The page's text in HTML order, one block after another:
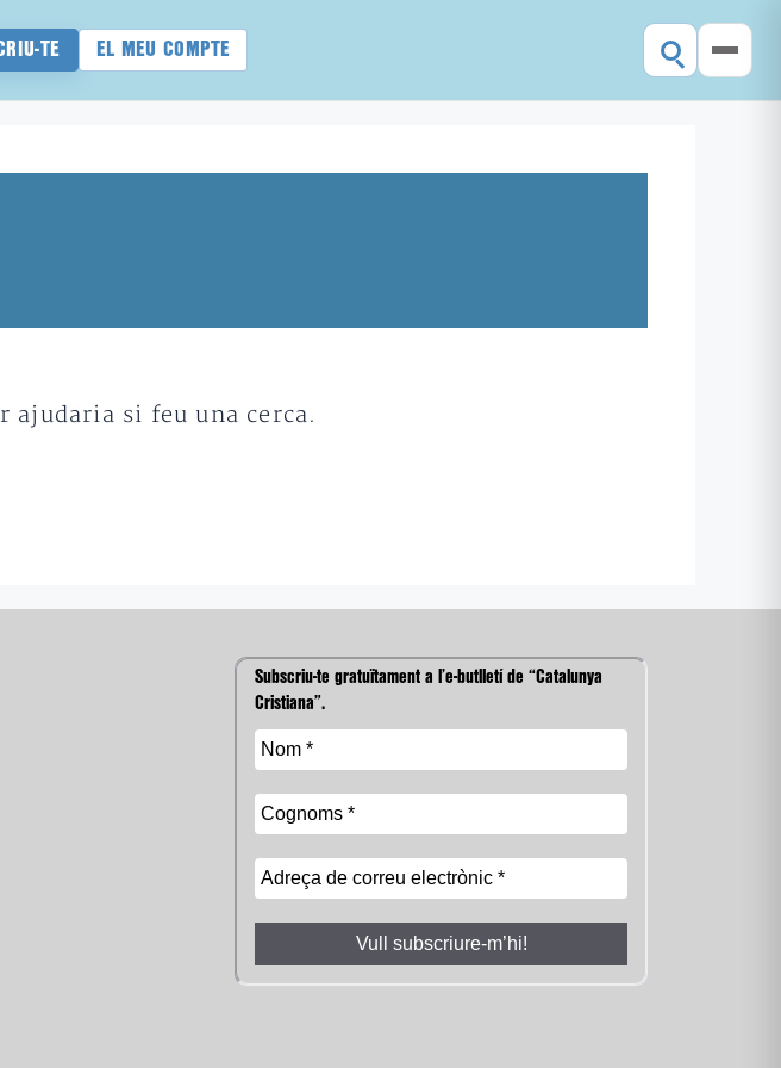
TE EL MEU COMPTE
ajudaria si feu una cerca.
Subscriu-te gratuïtament a l’e-butlletí de “Catalunya
Cristiana”.